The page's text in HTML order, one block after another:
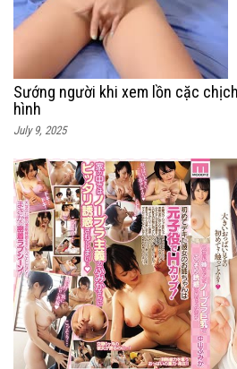
Sướng người khi xem lồn cặc
hình
July 9, 2025